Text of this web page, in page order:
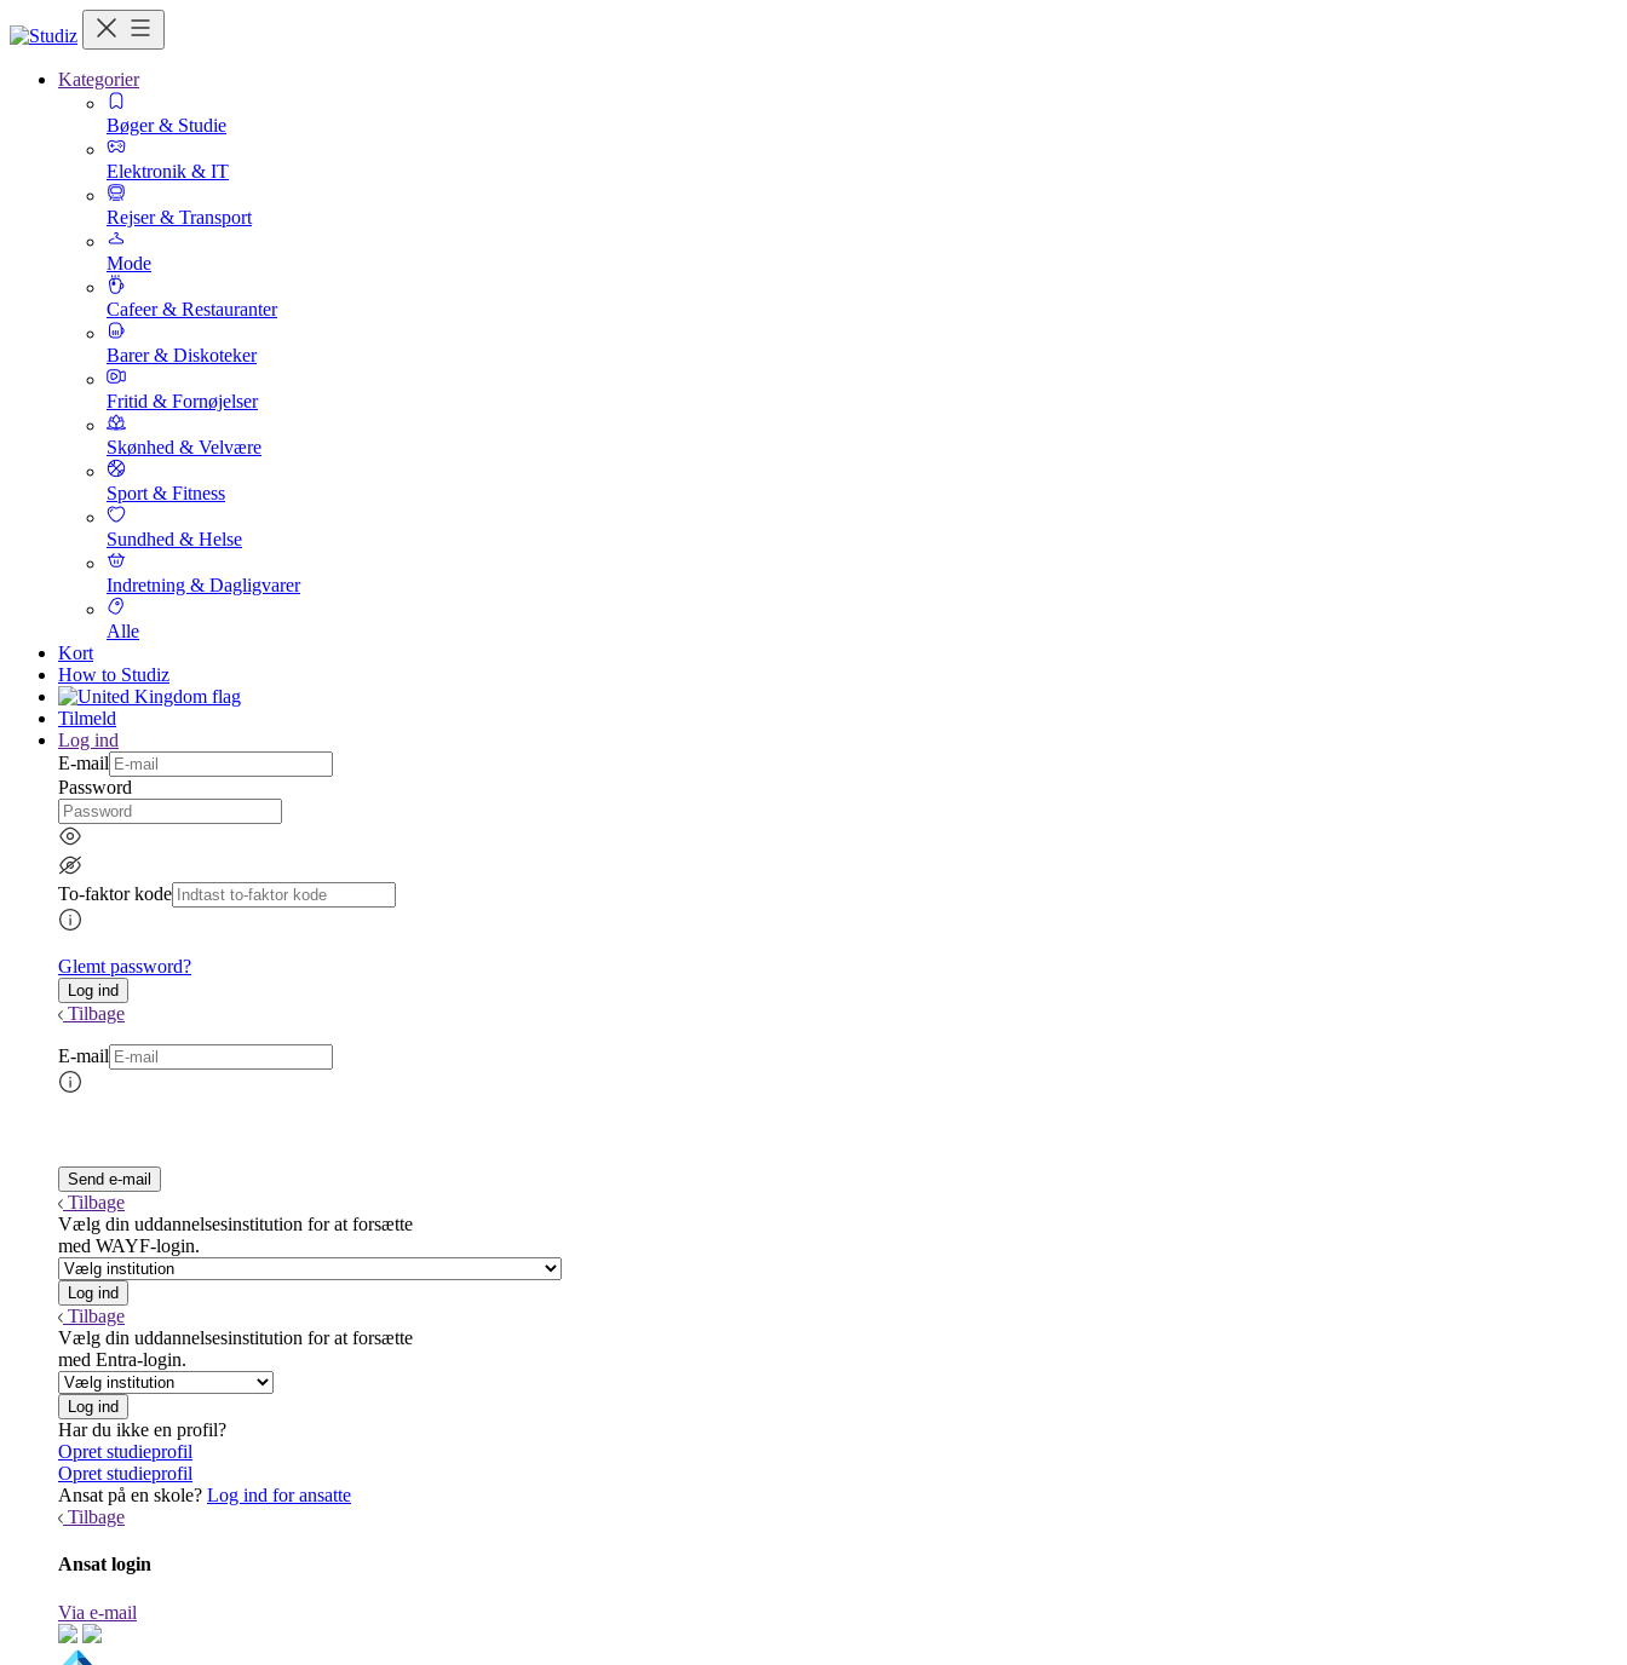
Kategorier
Bøger & Studie
Elektronik & IT
Rejser & Transport
Mode
Cafeer & Restauranter
Barer & Diskoteker
Fritid & Fornøjelser
Skønhed & Velvære
Sport & Fitness
Sundhed & Helse
Indretning & Dagligvarer
Alle
Kort
How to Studiz
Tilmeld
Log ind
E-mail
Password
To-faktor kode
Glemt password?
Tilbage
E-mail
Tilbage
Vælg din uddannelsesinstitution for at forsætte
med WAYF-login.
Tilbage
Vælg din uddannelsesinstitution for at forsætte
med Entra-login.
Har du ikke en profil?
Opret studieprofil
Opret studieprofil
Ansat på en skole? Log ind for ansatte
Tilbage
Ansat login
Via e-mail